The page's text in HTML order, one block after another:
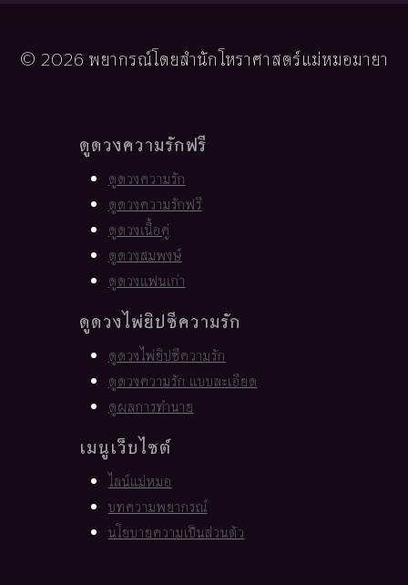
© 2026 พยากรณ์โดยสำนักโหราศาสตร์แม่หมอมายา
ดูดวงความรักฟรี
ดูดวงความรัก
ดูดวงความรักฟรี
ดูดวงเนื้อคู่
ดูดวงสมพงษ์
ดูดวงแฟนเก่า
ดูดวงไพ่ยิปซีความรัก
ดูดวงไพ่ยิปซีความรัก
ดูดวงความรัก แบบละเอียด
ดูผลการทำนาย
เมนูเว็บไซต์
ไลน์แม่หมอ
บทความพยากรณ์
นโยบายความเป็นส่วนตัว